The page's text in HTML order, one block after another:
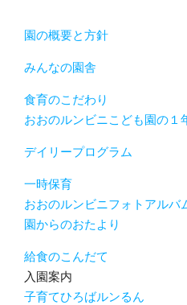
園の概要と方針
みんなの園舎
食育のこだわり
おおのルンビニこども園の１
デイリープログラム
一時保育
おおのルンビニフォトアルバ
園からのおたより
給食のこんだて
入園案内
子育てひろばルンるん